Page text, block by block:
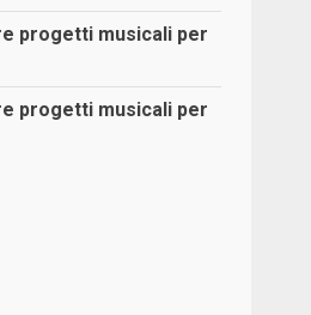
progetti musicali per
progetti musicali per